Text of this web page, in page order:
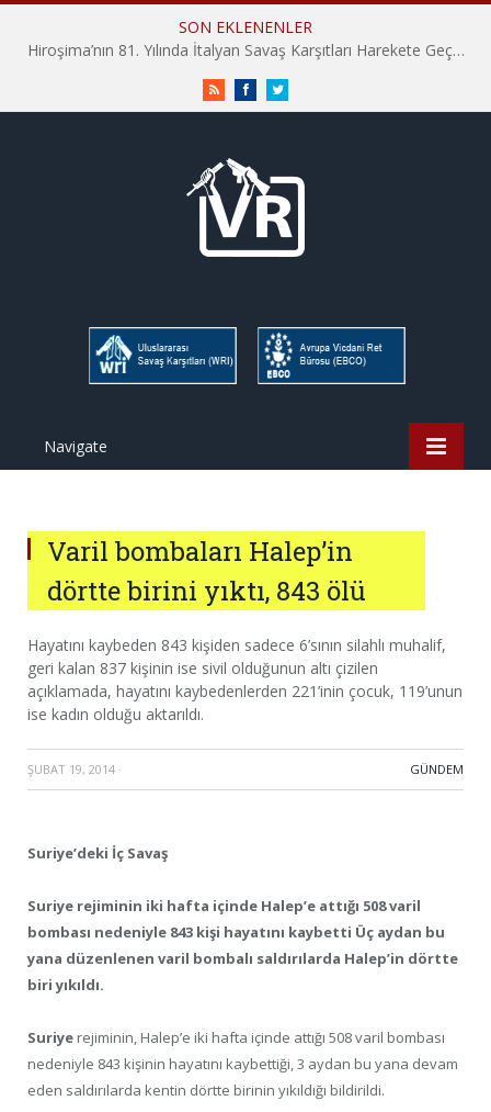
SON EKLENENLER
Hiroşima’nın 81. Yılında İtalyan Savaş Karşıtları Harekete Geçti: “Hatırlamak yeterli değil”
RSS FacebookTwitter
Navigate
Varil bombaları Halep’in
dörtte birini yıktı, 843 ölü
Hayatını kaybeden 843 kişiden sadece 6’sının silahlı muhalif,
geri kalan 837 kişinin ise sivil olduğunun altı çizilen
açıklamada, hayatını kaybedenlerden 221’inin çocuk, 119’unun
ise kadın olduğu aktarıldı.
ŞUBAT 19, 2014 · GÜNDEM
Suriye’deki İç Savaş
Suriye rejiminin iki hafta içinde Halep’e attığı 508 varil
bombası nedeniyle 843 kişi hayatını kaybetti Üç aydan bu
yana düzenlenen varil bombalı saldırılarda Halep’in dörtte
biri yıkıldı.
Suriye rejiminin, Halep’e iki hafta içinde attığı 508 varil bombası
nedeniyle 843 kişinin hayatını kaybettiği, 3 aydan bu yana devam
eden saldırılarda kentin dörtte birinin yıkıldığı bildirildi.